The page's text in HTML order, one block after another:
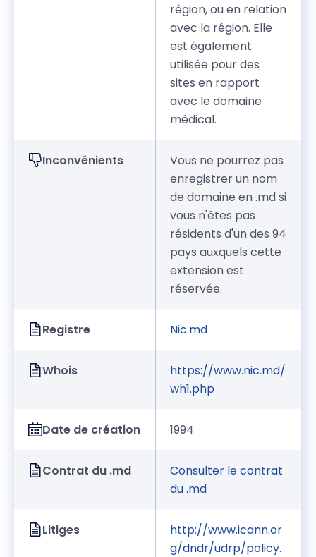
région, ou en relation
avec la région. Elle
est également
utilisée pour des
sites en rapport
avec le domaine
médical.
Inconvénients
Vous ne pourrez pas
enregistrer un nom
de domaine en .md si
vous n'êtes pas
résidents d'un des 94
pays auxquels cette
extension est
réservée.
Registre Nic.md
Whois
https://www.nic.md/
wh1.php
Date de création 1994
Contrat du .md
Consulter le contrat
du .md
Litiges
http://www.icann.or
g/dndr/udrp/policy.